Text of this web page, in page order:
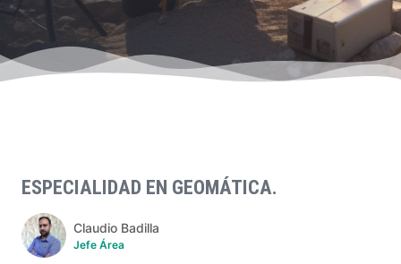
ESPECIALIDAD EN GEOMÁTICA.
Claudio Badilla
Jefe Área